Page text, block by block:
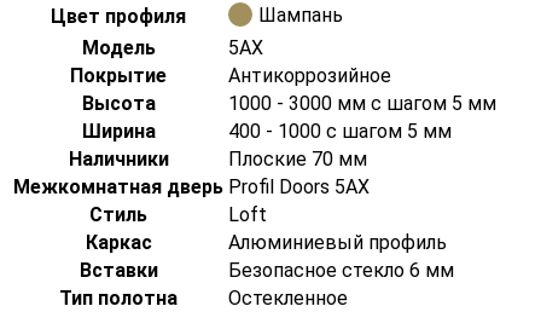
Цвет профиля
Шампань
Модель
5AX
Покрытие
Антикоррозийное
Высота
1000 - 3000 мм с шагом 5 мм
Ширина
400 - 1000 с шагом 5 мм
Наличники
Плоские 70 мм
Межкомнатная дверь Profil Doors 5AX
Стиль
Loft
Каркас
Алюминиевый профиль
Вставки
Безопасное стекло 6 мм
Тип полотна
Остекленное